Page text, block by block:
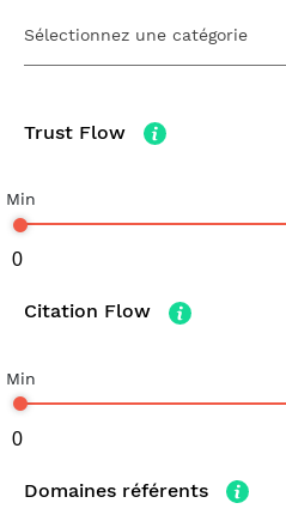
Sélectionnez une catégorie
Trust Flow
Min
Citation Flow
Min
Domaines référents